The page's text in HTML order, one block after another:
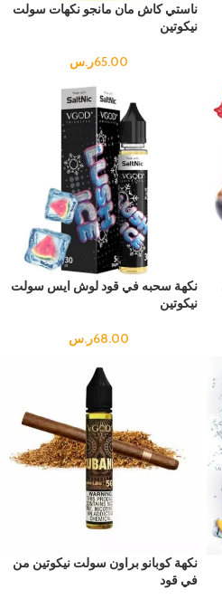
ناستي كاش مان مانجو نكهات سولت
نيكوتين
65.00ر.س
نكهة سحبه في قود لوش ايس سولت
نيكوتين
68.00ر.س
نكهة كوبانو براون سولت نيكوتين من
في قود